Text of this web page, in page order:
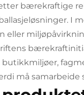
bærekraftige
I
må samarbeide